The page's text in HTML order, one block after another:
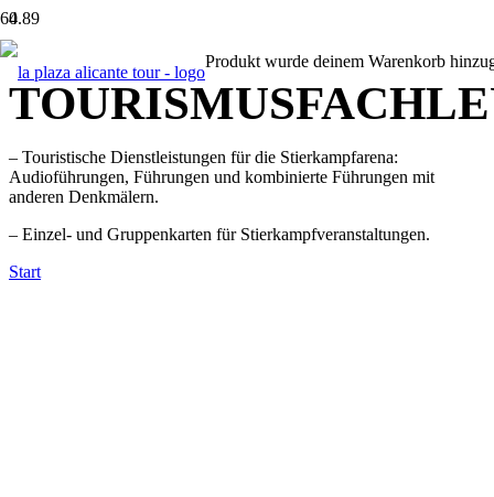
Produkt wurde deinem Warenkorb
4.89
– Touristische Dienstleistungen für die Stierkampfarena:
Audioführungen, Führungen und kombinierte Führungen mit
anderen Denkmälern.
– Einzel- und Gruppenkarten für Stierkampfveranstaltungen.
Start